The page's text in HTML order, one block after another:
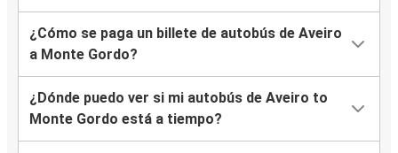
¿Cómo se paga un billete de autobús de Aveiro
a Monte Gordo?
¿Dónde puedo ver si mi autobús de Aveiro to
Monte Gordo está a tiempo?